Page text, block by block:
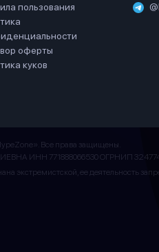
пользования
оферты
куков
Все права защищены.
ИНН 771888066530 ОГРНИП
экстремистской, ее деятельность